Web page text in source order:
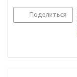
Поделиться